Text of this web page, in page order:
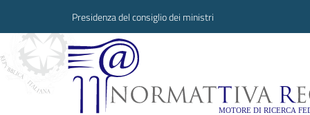
Presidenza del consiglio dei ministri